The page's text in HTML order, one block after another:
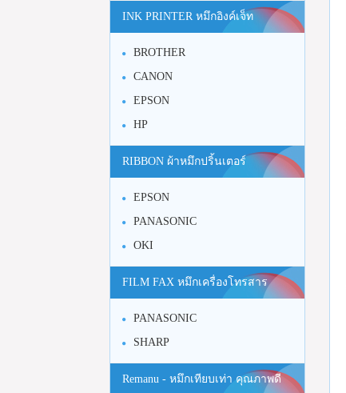
INK PRINTER หมึกอิงค์เจ็ท
BROTHER
CANON
EPSON
HP
RIBBON ผ้าหมึกปริ้นเตอร์
EPSON
PANASONIC
OKI
FILM FAX หมึกเครื่องโทรสาร
PANASONIC
SHARP
Remanu - หมึกเทียบเท่า คุณภาพดี